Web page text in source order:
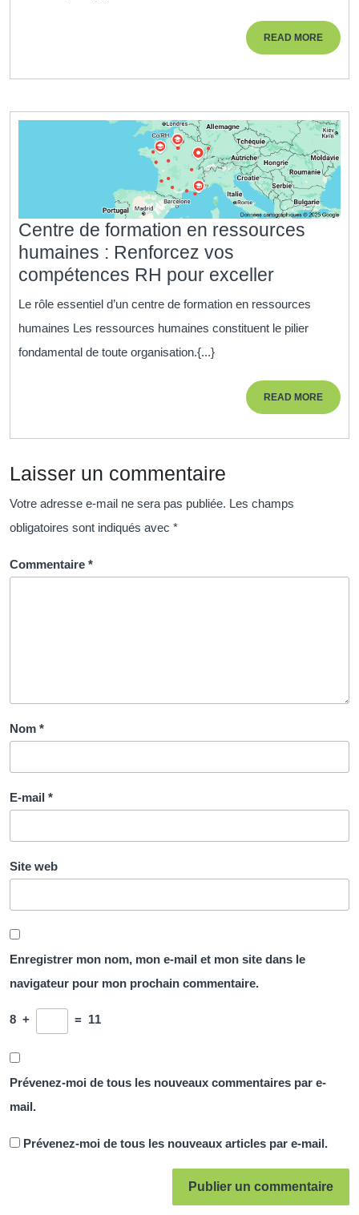
READ MOREREAD
MORE
Centre de formation en ressources
humaines : Renforcez vos
compétences RH pour excellerCentre
formation
en
humaines
RH
Le rôle essentiel d’un centre de formation en ressources
humaines Les ressources humaines constituent le pilier
fondamental de toute organisation.{...}
READ MOREREAD
MORE
Laisser un commentaire
Votre adresse e-mail ne sera pas publiée. Les champs
obligatoires sont indiqués avec *
Commentaire *
Nom *
E-mail *
Site web
Enregistrer mon nom, mon e-mail et mon site dans le
navigateur pour mon prochain commentaire.
8 + = 11
Prévenez-moi de tous les nouveaux commentaires par e-
mail.
Prévenez-moi de tous les nouveaux articles par e-mail.